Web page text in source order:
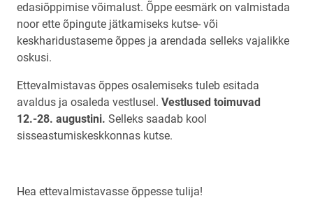
edasiõppimise võimalust. Õppe eesmärk on valmistada
noor ette õpingute jätkamiseks kutse- või
keskharidustaseme õppes ja arendada selleks vajalikke
oskusi.
Ettevalmistavas õppes osalemiseks tuleb esitada
avaldus ja osaleda vestlusel. Vestlused toimuvad
12.-28. augustini. Selleks saadab kool
sisseastumiskeskkonnas kutse.
Hea ettevalmistavasse õppesse tulija!